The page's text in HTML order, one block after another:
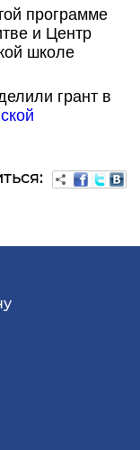
программе
и Центр
школе
грант в